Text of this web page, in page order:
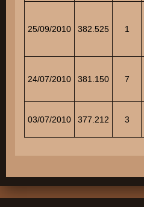
25/09/2010 382.525 1
24/07/2010 381.150 7
03/07/2010 377.212 3